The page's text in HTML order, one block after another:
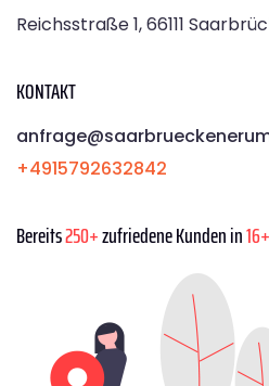
Reichsstraße 1, 66111
KONTAKT
+4915792632842
Bereits250+zufriedene Kunden in16+